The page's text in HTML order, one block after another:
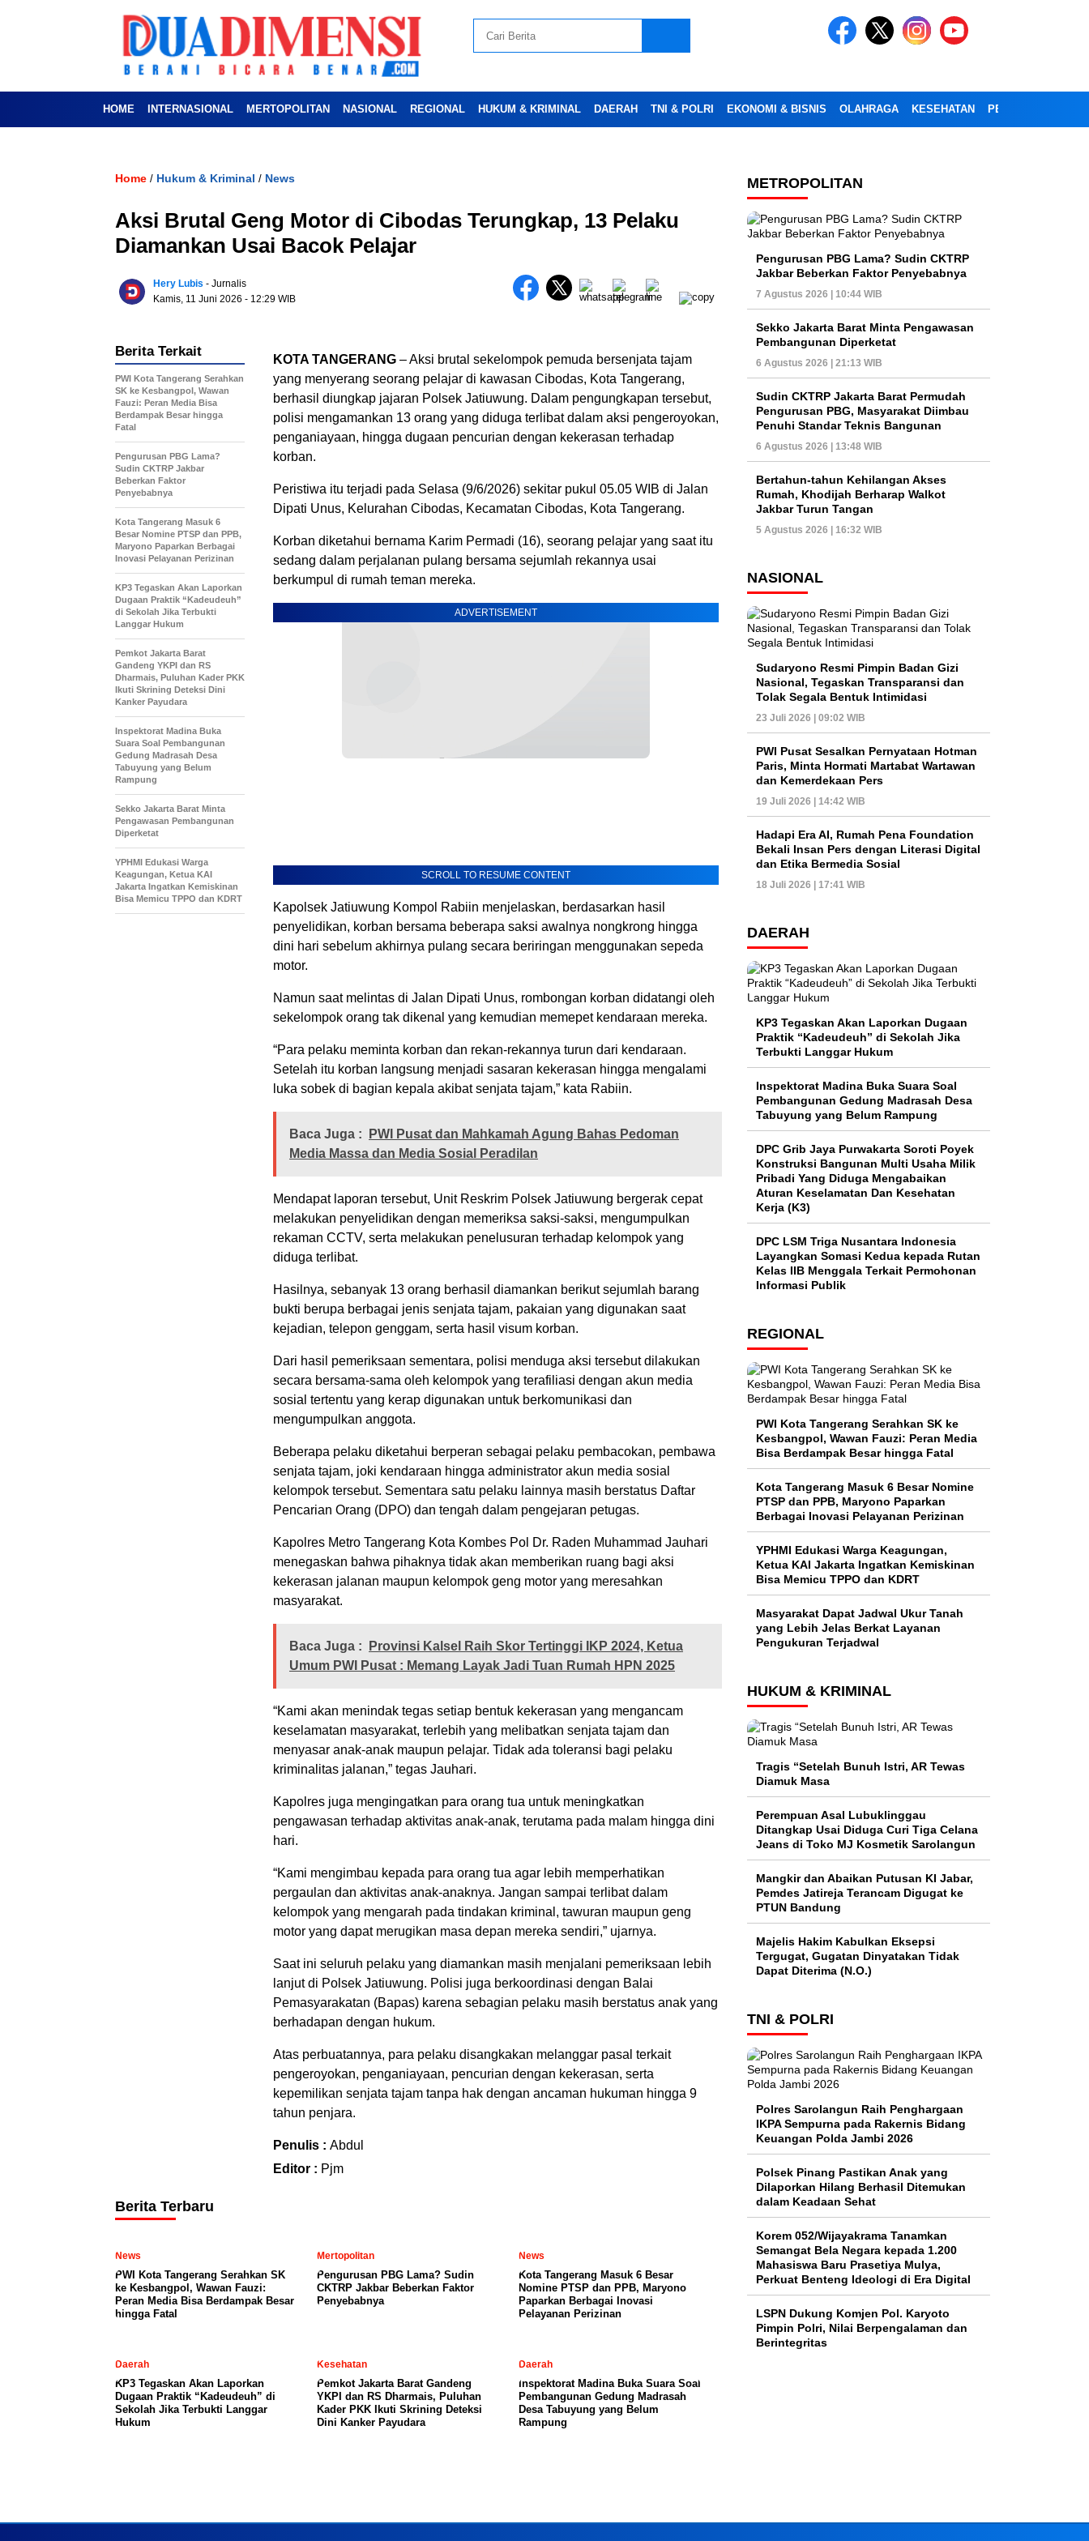
HOME INTERNASIONAL MERTOPOLITAN NASIONAL REGIONAL HUKUM & KRIMINAL DAERAH TNI & POLRI EKONOMI & BISNIS OLAHRAGA KESEHATAN PENDIDIKAN
Home / Hukum & Kriminal / News
Aksi Brutal Geng Motor di Cibodas Terungkap, 13 Pelaku
Diamankan Usai Bacok Pelajar
Hery Lubis - Jurnalis
Kamis, 11 Juni 2026 - 12:29 WIB
KOTA TANGERANG – Aksi brutal sekelompok pemuda bersenjata tajam
yang menyerang seorang pelajar di kawasan Cibodas, Kota Tangerang,
berhasil diungkap jajaran Polsek Jatiuwung. Dalam pengungkapan tersebut,
polisi mengamankan 13 orang yang diduga terlibat dalam aksi pengeroyokan,
penganiayaan, hingga dugaan pencurian dengan kekerasan terhadap
korban.
Peristiwa itu terjadi pada Selasa (9/6/2026) sekitar pukul 05.05 WIB di Jalan
Dipati Unus, Kelurahan Cibodas, Kecamatan Cibodas, Kota Tangerang.
Korban diketahui bernama Karim Permadi (16), seorang pelajar yang saat itu
sedang dalam perjalanan pulang bersama sejumlah rekannya usai
berkumpul di rumah teman mereka.
ADVERTISEMENT
SCROLL TO RESUME CONTENT
Kapolsek Jatiuwung Kompol Rabiin menjelaskan, berdasarkan hasil
penyelidikan, korban bersama beberapa saksi awalnya nongkrong hingga
dini hari sebelum akhirnya pulang secara beriringan menggunakan sepeda
motor.
Namun saat melintas di Jalan Dipati Unus, rombongan korban didatangi oleh
sekelompok orang tak dikenal yang kemudian memepet kendaraan mereka.
“Para pelaku meminta korban dan rekan-rekannya turun dari kendaraan.
Setelah itu korban langsung menjadi sasaran kekerasan hingga mengalami
luka sobek di bagian kepala akibat senjata tajam,” kata Rabiin.
Baca Juga :
PWI Pusat dan Mahkamah Agung Bahas Pedoman
Media Massa dan Media Sosial Peradilan
Mendapat laporan tersebut, Unit Reskrim Polsek Jatiuwung bergerak cepat
melakukan penyelidikan dengan memeriksa saksi-saksi, mengumpulkan
rekaman CCTV, serta melakukan penelusuran terhadap kelompok yang
diduga terlibat.
Hasilnya, sebanyak 13 orang berhasil diamankan berikut sejumlah barang
bukti berupa berbagai jenis senjata tajam, pakaian yang digunakan saat
kejadian, telepon genggam, serta hasil visum korban.
Dari hasil pemeriksaan sementara, polisi menduga aksi tersebut dilakukan
secara bersama-sama oleh kelompok yang terafiliasi dengan akun media
sosial tertentu yang kerap digunakan untuk berkomunikasi dan
mengumpulkan anggota.
Beberapa pelaku diketahui berperan sebagai pelaku pembacokan, pembawa
senjata tajam, joki kendaraan hingga administrator akun media sosial
kelompok tersebut. Sementara satu pelaku lainnya masih berstatus Daftar
Pencarian Orang (DPO) dan tengah dalam pengejaran petugas.
Kapolres Metro Tangerang Kota Kombes Pol Dr. Raden Muhammad Jauhari
menegaskan bahwa pihaknya tidak akan memberikan ruang bagi aksi
kekerasan jalanan maupun kelompok geng motor yang meresahkan
masyarakat.
Baca Juga :
Provinsi Kalsel Raih Skor Tertinggi IKP 2024, Ketua
Umum PWI Pusat : Memang Layak Jadi Tuan Rumah HPN 2025
“Kami akan menindak tegas setiap bentuk kekerasan yang mengancam
keselamatan masyarakat, terlebih yang melibatkan senjata tajam dan
menyasar anak-anak maupun pelajar. Tidak ada toleransi bagi pelaku
kriminalitas jalanan,” tegas Jauhari.
Kapolres juga mengingatkan para orang tua untuk meningkatkan
pengawasan terhadap aktivitas anak-anak, terutama pada malam hingga dini
hari.
“Kami mengimbau kepada para orang tua agar lebih memperhatikan
pergaulan dan aktivitas anak-anaknya. Jangan sampai terlibat dalam
kelompok yang mengarah pada tindakan kriminal, tawuran maupun geng
motor yang dapat merugikan masa depan mereka sendiri,” ujarnya.
Saat ini seluruh pelaku yang diamankan masih menjalani pemeriksaan lebih
lanjut di Polsek Jatiuwung. Polisi juga berkoordinasi dengan Balai
Pemasyarakatan (Bapas) karena sebagian pelaku masih berstatus anak yang
berhadapan dengan hukum.
Atas perbuatannya, para pelaku disangkakan melanggar pasal terkait
pengeroyokan, penganiayaan, pencurian dengan kekerasan, serta
kepemilikan senjata tajam tanpa hak dengan ancaman hukuman hingga 9
tahun penjara.
Penulis : Abdul
Editor : Pjm
Berita Terkait
PWI Kota Tangerang Serahkan
SK ke Kesbangpol, Wawan
Fauzi: Peran Media Bisa
Berdampak Besar hingga
Fatal
Pengurusan PBG Lama?
Sudin CKTRP Jakbar
Beberkan Faktor
Penyebabnya
Kota Tangerang Masuk 6
Besar Nomine PTSP dan PPB,
Maryono Paparkan Berbagai
Inovasi Pelayanan Perizinan
KP3 Tegaskan Akan Laporkan
Dugaan Praktik “Kadeudeuh”
di Sekolah Jika Terbukti
Langgar Hukum
Pemkot Jakarta Barat
Gandeng YKPI dan RS
Dharmais, Puluhan Kader PKK
Ikuti Skrining Deteksi Dini
Kanker Payudara
Inspektorat Madina Buka
Suara Soal Pembangunan
Gedung Madrasah Desa
Tabuyung yang Belum
Rampung
Sekko Jakarta Barat Minta
Pengawasan Pembangunan
Diperketat
YPHMI Edukasi Warga
Keagungan, Ketua KAI
Jakarta Ingatkan Kemiskinan
Bisa Memicu TPPO dan KDRT
Berita Terbaru
News
PWI Kota Tangerang Serahkan SK
ke Kesbangpol, Wawan Fauzi:
Peran Media Bisa Berdampak Besar
hingga Fatal
Mertopolitan
Pengurusan PBG Lama? Sudin
CKTRP Jakbar Beberkan Faktor
Penyebabnya
News
Kota Tangerang Masuk 6 Besar
Nomine PTSP dan PPB, Maryono
Paparkan Berbagai Inovasi
Pelayanan Perizinan
Daerah
KP3 Tegaskan Akan Laporkan
Dugaan Praktik “Kadeudeuh” di
Sekolah Jika Terbukti Langgar
Hukum
Kesehatan
Pemkot Jakarta Barat Gandeng
YKPI dan RS Dharmais, Puluhan
Kader PKK Ikuti Skrining Deteksi
Dini Kanker Payudara
Daerah
Inspektorat Madina Buka Suara Soal
Pembangunan Gedung Madrasah
Desa Tabuyung yang Belum
Rampung
METROPOLITAN
Pengurusan PBG Lama? Sudin CKTRP
Jakbar Beberkan Faktor Penyebabnya
7 Agustus 2026 | 10:44 WIB
Sekko Jakarta Barat Minta Pengawasan
Pembangunan Diperketat
6 Agustus 2026 | 21:13 WIB
Sudin CKTRP Jakarta Barat Permudah
Pengurusan PBG, Masyarakat Diimbau
Penuhi Standar Teknis Bangunan
6 Agustus 2026 | 13:48 WIB
Bertahun-tahun Kehilangan Akses
Rumah, Khodijah Berharap Walkot
Jakbar Turun Tangan
5 Agustus 2026 | 16:32 WIB
NASIONAL
Sudaryono Resmi Pimpin Badan Gizi
Nasional, Tegaskan Transparansi dan
Tolak Segala Bentuk Intimidasi
23 Juli 2026 | 09:02 WIB
PWI Pusat Sesalkan Pernyataan Hotman
Paris, Minta Hormati Martabat Wartawan
dan Kemerdekaan Pers
19 Juli 2026 | 14:42 WIB
Hadapi Era AI, Rumah Pena Foundation
Bekali Insan Pers dengan Literasi Digital
dan Etika Bermedia Sosial
18 Juli 2026 | 17:41 WIB
DAERAH
KP3 Tegaskan Akan Laporkan Dugaan
Praktik “Kadeudeuh” di Sekolah Jika
Terbukti Langgar Hukum
Inspektorat Madina Buka Suara Soal
Pembangunan Gedung Madrasah Desa
Tabuyung yang Belum Rampung
DPC Grib Jaya Purwakarta Soroti Poyek
Konstruksi Bangunan Multi Usaha Milik
Pribadi Yang Diduga Mengabaikan
Aturan Keselamatan Dan Kesehatan
Kerja (K3)
DPC LSM Triga Nusantara Indonesia
Layangkan Somasi Kedua kepada Rutan
Kelas IIB Menggala Terkait Permohonan
Informasi Publik
REGIONAL
PWI Kota Tangerang Serahkan SK ke
Kesbangpol, Wawan Fauzi: Peran Media
Bisa Berdampak Besar hingga Fatal
Kota Tangerang Masuk 6 Besar Nomine
PTSP dan PPB, Maryono Paparkan
Berbagai Inovasi Pelayanan Perizinan
YPHMI Edukasi Warga Keagungan,
Ketua KAI Jakarta Ingatkan Kemiskinan
Bisa Memicu TPPO dan KDRT
Masyarakat Dapat Jadwal Ukur Tanah
yang Lebih Jelas Berkat Layanan
Pengukuran Terjadwal
HUKUM & KRIMINAL
Tragis “Setelah Bunuh Istri, AR Tewas
Diamuk Masa
Perempuan Asal Lubuklinggau
Ditangkap Usai Diduga Curi Tiga Celana
Jeans di Toko MJ Kosmetik Sarolangun
Mangkir dan Abaikan Putusan KI Jabar,
Pemdes Jatireja Terancam Digugat ke
PTUN Bandung
Majelis Hakim Kabulkan Eksepsi
Tergugat, Gugatan Dinyatakan Tidak
Dapat Diterima (N.O.)
TNI & POLRI
Polres Sarolangun Raih Penghargaan
IKPA Sempurna pada Rakernis Bidang
Keuangan Polda Jambi 2026
Polsek Pinang Pastikan Anak yang
Dilaporkan Hilang Berhasil Ditemukan
dalam Keadaan Sehat
Korem 052/Wijayakrama Tanamkan
Semangat Bela Negara kepada 1.200
Mahasiswa Baru Prasetiya Mulya,
Perkuat Benteng Ideologi di Era Digital
LSPN Dukung Komjen Pol. Karyoto
Pimpin Polri, Nilai Berpengalaman dan
Berintegritas